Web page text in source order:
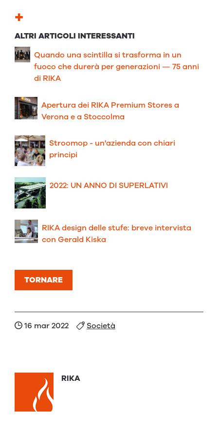
+
ALTRI ARTICOLI INTERESSANTI
Quando una scintilla si trasforma in un
fuoco che durerà per generazioni — 75 anni
di RIKA
Apertura dei RIKA Premium Stores a
Verona e a Stoccolma
Stroomop - un'azienda con chiari
principi
2022: UN ANNO DI SUPERLATIVI
RIKA design delle stufe: breve intervista
con Gerald Kiska
TORNARE
16 mar 2022 Società
RIKA